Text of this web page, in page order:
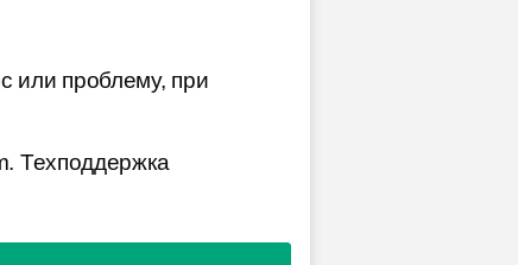
или проблему, при
Техподдержка